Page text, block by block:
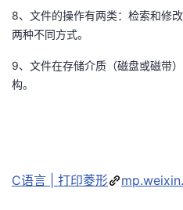
注
开
发
堂
的
Programs
我
的
我
8、文件的操作有两类：检索和修
两种不同方式。
9、文件在存储介质（磁盘或磁带
构。
C语言 | 打印菱形